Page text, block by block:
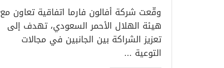
وقّعت شركة أفالون فارما اتفاقية تعاون مع
هيئة الهلال الأحمر السعودي، تهدف إلى
تعزيز الشراكة بين الجانبين في مجالات
التوعية ...